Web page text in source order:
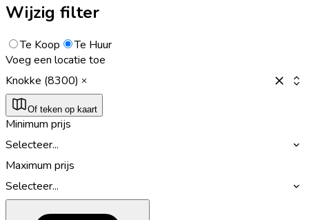
Wijzig filter
Te Koop
Te Huur
Voeg een locatie toe
Knokke (8300)
Of teken op kaart
Minimum prijs
Selecteer...
Maximum prijs
Selecteer...